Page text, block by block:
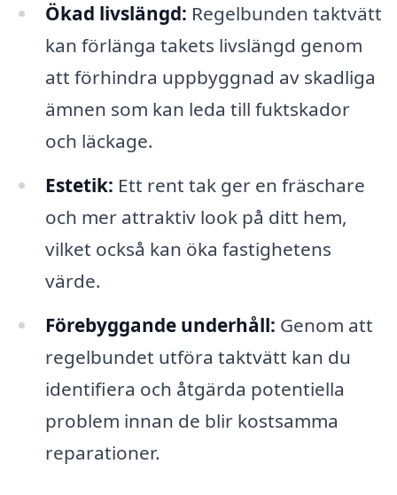
Ökad livslängd: Regelbunden taktvätt
kan förlänga takets livslängd genom
att förhindra uppbyggnad av skadliga
ämnen som kan leda till fuktskador
och läckage.
Estetik: Ett rent tak ger en fräschare
och mer attraktiv look på ditt hem,
vilket också kan öka fastighetens
värde.
Förebyggande underhåll: Genom att
regelbundet utföra taktvätt kan du
identifiera och åtgärda potentiella
problem innan de blir kostsamma
reparationer.